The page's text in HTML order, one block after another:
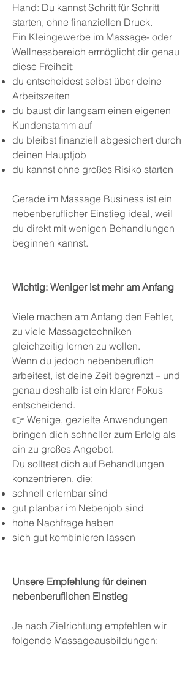
Hand: Du kannst Schritt für Schritt
starten, ohne finanziellen Druck.
Ein Kleingewerbe im Massage- oder
Wellnessbereich ermöglicht dir genau
diese Freiheit:
du entscheidest selbst über deine
Arbeitszeiten
du baust dir langsam einen eigenen
Kundenstamm auf
du bleibst finanziell abgesichert durch
deinen Hauptjob
du kannst ohne großes Risiko starten
Gerade im Massage Business ist ein
nebenberuflicher Einstieg ideal, weil
du direkt mit wenigen Behandlungen
beginnen kannst.
Wichtig: Weniger ist mehr am Anfang
Viele machen am Anfang den Fehler,
zu viele Massagetechniken
gleichzeitig lernen zu wollen.
Wenn du jedoch nebenberuflich
arbeitest, ist deine Zeit begrenzt – und
genau deshalb ist ein klarer Fokus
entscheidend.
👉 Wenige, gezielte Anwendungen
bringen dich schneller zum Erfolg als
ein zu großes Angebot.
Du solltest dich auf Behandlungen
konzentrieren, die:
schnell erlernbar sind
gut planbar im Nebenjob sind
hohe Nachfrage haben
sich gut kombinieren lassen
Unsere Empfehlung für deinen
nebenberuflichen Einstieg
Je nach Zielrichtung empfehlen wir
folgende Massageausbildungen: